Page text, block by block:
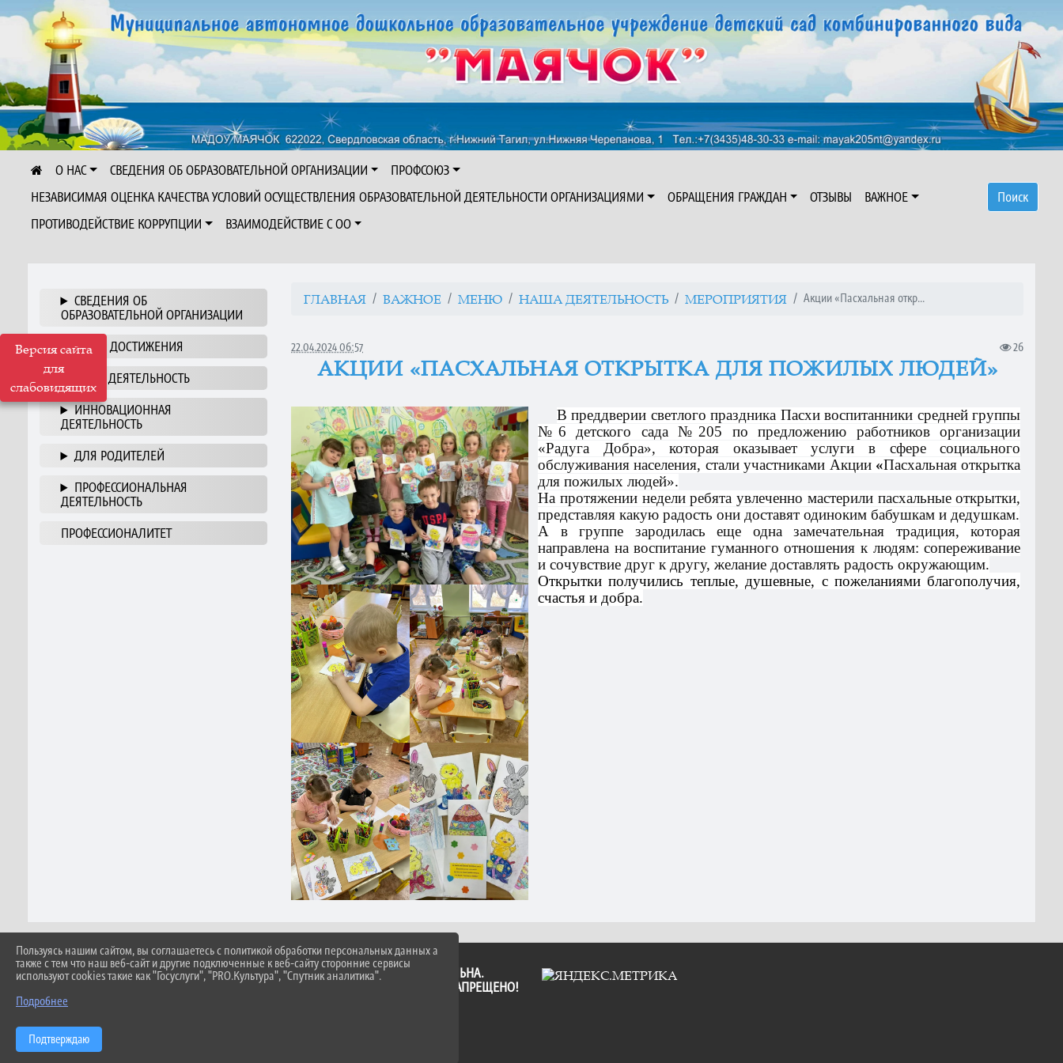
Версия сайта
для
слабовидящих
О НАС СВЕДЕНИЯ ОБ ОБРАЗОВАТЕЛЬНОЙ ОРГАНИЗАЦИИ
ПРОФСОЮЗ
НЕЗАВИСИМАЯ ОЦЕНКА КАЧЕСТВА УСЛОВИЙ ОСУЩЕСТВЛЕНИЯ ОБРАЗОВАТЕЛЬНОЙ ДЕЯТЕЛЬНОСТИ ОРГАНИЗАЦИЯМИ
ОБРАЩЕНИЯ ГРАЖДАН ОТЗЫВЫ
ВАЖНОЕ
ПРОТИВОДЕЙСТВИЕ КОРРУПЦИИ
ВЗАИМОДЕЙСТВИЕ С ОО
Поиск
СВЕДЕНИЯ ОБ
ОБРАЗОВАТЕЛЬНОЙ ОРГАНИЗАЦИИ
НАШИ ДОСТИЖЕНИЯ
НАША ДЕЯТЕЛЬНОСТЬ
ИННОВАЦИОННАЯ
ДЕЯТЕЛЬНОСТЬ
ДЛЯ РОДИТЕЛЕЙ
ПРОФЕССИОНАЛЬНАЯ
ДЕЯТЕЛЬНОСТЬ
ПРОФЕССИОНАЛИТЕТ
ГЛАВНАЯ ВАЖНОЕ МЕНЮ НАША ДЕЯТЕЛЬНОСТЬ МЕРОПРИЯТИЯ Акции «Пасхальная откр...
22.04.2024 06:57 26
АКЦИИ «ПАСХАЛЬНАЯ ОТКРЫТКА ДЛЯ ПОЖИЛЫХ ЛЮДЕЙ»
В преддверии светлого праздника Пасхи воспитанники средней группы
№6 детского сада №205 по предложению работников организации
«Радуга Добра», которая оказывает услуги в сфере социального
обслуживания населения, стали участниками Акции «Пасхальная открытка
для пожилых людей».
На протяжении недели ребята увлеченно мастерили пасхальные открытки,
представляя какую радость они доставят одиноким бабушкам и дедушкам.
А в группе зародилась еще одна замечательная традиция,которая
направлена на воспитание гуманного отношения к людям: сопереживание
и сочувствие друг к другу, желание доставлять радость окружающим.
Открытки получились теплые, душевные, с пожеланиями благополучия,
счастья и добра.
ПРИ ИСПОЛЬЗОВАНИИ МАТЕРИАЛОВ САЙТА ССЫЛКА ОБЯЗАТЕЛЬНА.
АВТОМАТИЗИРОВАННОЕ ИЗВЛЕЧЕНИЕ ИНФОРМАЦИИ САЙТА ЗАПРЕЩЕНО!
Пользуясь нашим сайтом, вы соглашаетесь с политикой обработки персональных данных а
также с тем что наш веб-сайт и другие подключенные к веб-сайту сторонние сервисы
используют cookies такие как "Госуслуги", "PRO.Культура", "Спутник аналитика".
Подробнее
Подтверждаю